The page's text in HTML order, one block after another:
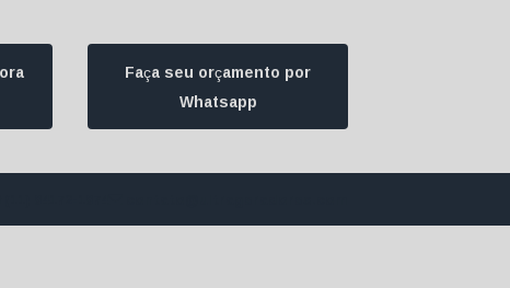
Faça seu orçamento por
Whatsapp